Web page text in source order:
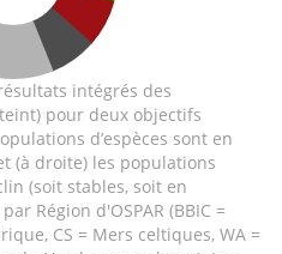
intégrés des
pour deux objectifs
d’espèces sont en
(à droite) les populations
(soit stables, soit en
Région d'OSPAR (BBIC =
CS = Mers celtiques, WA =